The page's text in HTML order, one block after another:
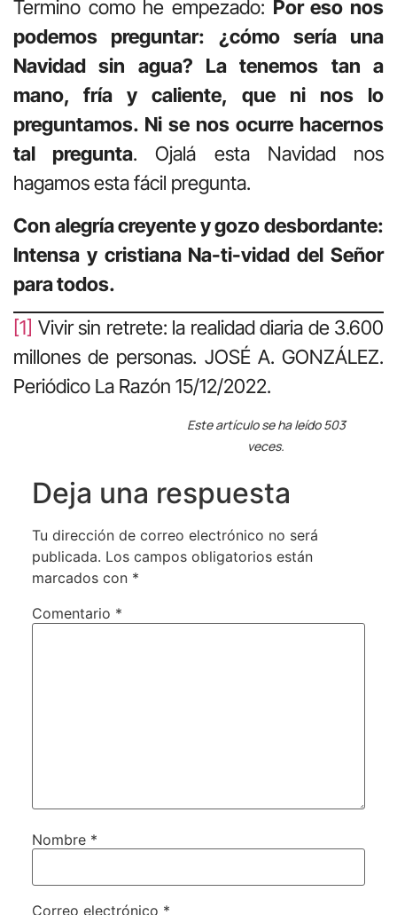
Termino como he empezado: Por eso nos
podemos preguntar: ¿cómo sería una
Navidad sin agua? La tenemos tan a
mano, fría y caliente, que ni nos lo
preguntamos. Ni se nos ocurre hacernos
tal pregunta. Ojalá esta Navidad nos
hagamos esta fácil pregunta.
Con alegría creyente y gozo desbordante:
Intensa y cristiana Na-ti-vidad del Señor
para todos.
[1] Vivir sin retrete: la realidad diaria de 3.600
millones de personas. JOSÉ A. GONZÁLEZ.
Periódico La Razón 15/12/2022.
Este artículo se ha leído 503
veces.
Deja una respuesta
Tu dirección de correo electrónico no será
publicada. Los campos obligatorios están
marcados con *
Comentario *
Nombre *
Correo electrónico *